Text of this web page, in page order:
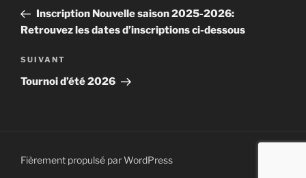
l’article
précédent
Inscription Nouvelle saison 2025-2026:
Retrouvez les dates d’inscriptions ci-dessous
Article
suivant
SUIVANT
Tournoi d’été 2026
Fièrement propulsé par WordPress